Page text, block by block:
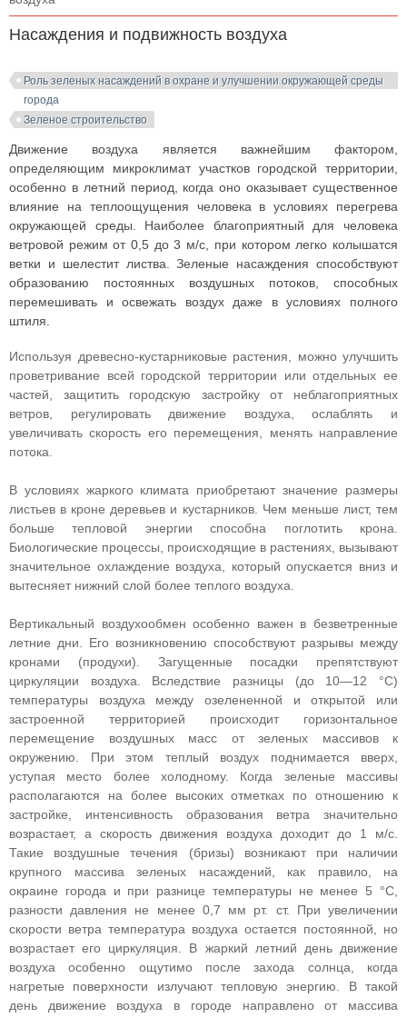
Насаждения и подвижность воздуха
Роль зеленых насаждений в охране и улучшении окружающей среды
города
Зеленое строительство
Движение воздуха является важнейшим фактором,
определяющим микроклимат участков городской территории,
особенно в летний период, когда оно оказывает существенное
влияние на теплоощущения человека в условиях перегрева
окружающей среды. Наиболее благоприятный для человека
ветровой режим от 0,5 до 3 м/с, при котором легко колышатся
ветки и шелестит листва. Зеленые насаждения способствуют
образованию постоянных воздушных потоков, способных
перемешивать и освежать воздух даже в условиях полного
штиля.
Используя древесно-кустарниковые растения, можно улучшить
проветривание всей городской территории или отдельных ее
частей, защитить городскую застройку от неблагоприятных
ветров, регулировать движение воздуха, ослаблять и
увеличивать скорость его перемещения, менять направление
потока.
В условиях жаркого климата приобретают значение размеры
листьев в кроне деревьев и кустарников. Чем меньше лист, тем
больше тепловой энергии способна поглотить крона.
Биологические процессы, происходящие в растениях, вызывают
значительное охлаждение воздуха, который опускается вниз и
вытесняет нижний слой более теплого воздуха.
Вертикальный воздухообмен особенно важен в безветренные
летние дни. Его возникновению способствуют разрывы между
кронами (продухи). Загущенные посадки препятствуют
циркуляции воздуха. Вследствие разницы (до 10—12 °С)
температуры воздуха между озелененной и открытой или
застроенной территорией происходит горизонтальное
перемещение воздушных масс от зеленых массивов к
окружению. При этом теплый воздух поднимается вверх,
уступая место более холодному. Когда зеленые массивы
располагаются на более высоких отметках по отношению к
застройке, интенсивность образования ветра значительно
возрастает, а скорость движения воздуха доходит до 1 м/с.
Такие воздушные течения (бризы) возникают при наличии
крупного массива зеленых насаждений, как правило, на
окраине города и при разнице температуры не менее 5 °С,
разности давления не менее 0,7 мм рт. ст. При увеличении
скорости ветра температура воздуха остается постоянной, но
возрастает его циркуляция. В жаркий летний день движение
воздуха особенно ощутимо после захода солнца, когда
нагретые поверхности излучают тепловую энергию. В такой
день движение воздуха в городе направлено от массива